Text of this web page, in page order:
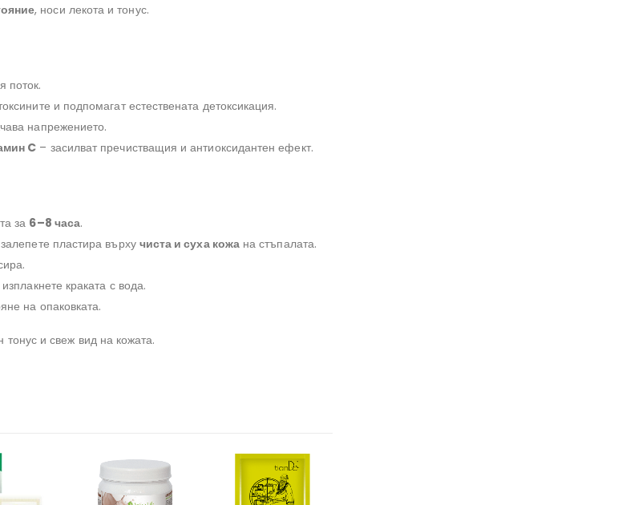
, носи лекота и тонус.
поток.
и подпомагат естествената детоксикация.
напрежението.
C – засилват пречистващия и антиоксидантен ефект.
за 6–8 часа.
пластира върху чиста и суха кожана стъпалата.
краката с вода.
на опаковката.
тонус и свеж вид на кожата.